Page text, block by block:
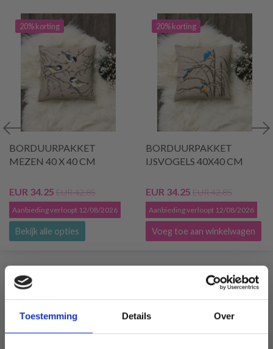
Toestemming Details Over
20% korting
BORDUURPAKKET
MEZEN 40 X 40 CM
EUR 34.25 EUR 42.85
Aanbieding verloopt 12/08/2026
Bekijk alle opties
20% korting
BORDUURPAKKET
IJSVOGELS 40X40 CM
EUR 34.25 EUR 42.85
Aanbieding verloopt 12/08/2026
Voeg toe aan winkelwagen
VERGELIJKBAAR MET DIT
19% korting